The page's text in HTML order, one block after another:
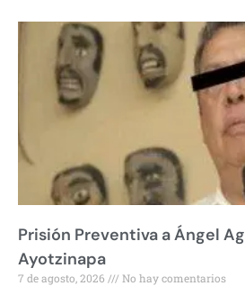
Prisión Preventiva a Ángel
Ayotzinapa
7 de agosto, 2026 No hay comentarios